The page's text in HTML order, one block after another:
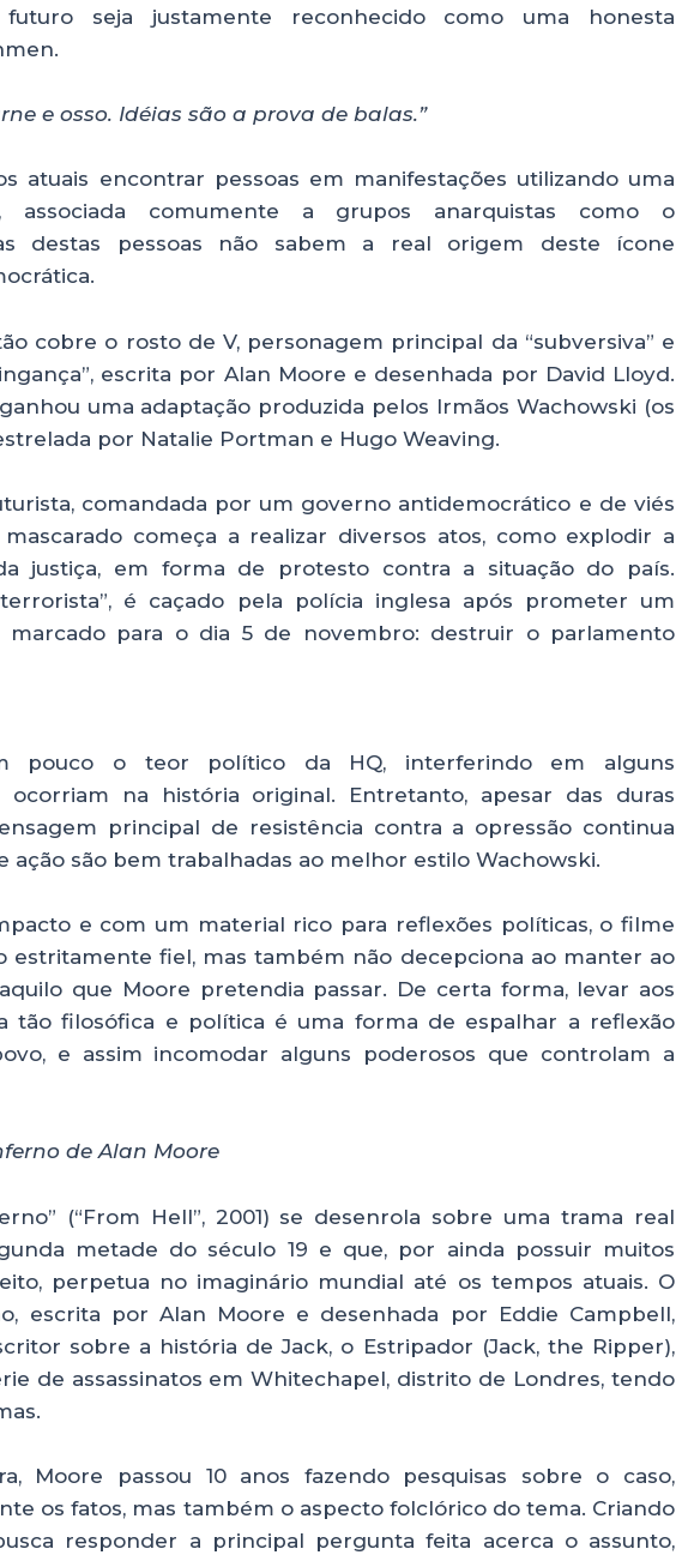
seja justamente reconhecido como uma honesta
e osso. Idéias são a prova de balas.”
atuais encontrar pessoas em manifestações utilizando uma
associada comumente a grupos anarquistas como o
destas pessoas não sabem a real origem deste ícone
cobre o rosto de V, personagem principal da “subversiva” e
escrita por Alan Moore e desenhada por David Lloyd.
uma adaptação produzida pelos Irmãos Wachowski (os
por Natalie Portman e Hugo Weaving.
comandada por um governo antidemocrático e de viés
começa a realizar diversos atos, como explodir a
justiça, em forma de protesto contra a situação do país.
é caçado pela polícia inglesa após prometer um
marcado para o dia 5 de novembro: destruir o parlamento
pouco o teor político da HQ, interferindo em alguns
ocorriam na história original. Entretanto, apesar das duras
principal de resistência contra a opressão continua
ação são bem trabalhadas ao melhor estilo Wachowski.
e com um material rico para reflexões políticas, o filme
estritamente fiel, mas também não decepciona ao manter ao
que Moore pretendia passar. De certa forma, levar aos
tão filosófica e política é uma forma de espalhar a reflexão
e assim incomodar alguns poderosos que controlam a
de Alan Moore
(“From Hell”, 2001) se desenrola sobre uma trama real
metade do século 19 e que, por ainda possuir muitos
perpetua no imaginário mundial até os tempos atuais. O
escrita por Alan Moore e desenhada por Eddie Campbell,
sobre a história de Jack, o Estripador (Jack, the Ripper),
de assassinatos em Whitechapel, distrito de Londres, tendo
Moore passou 10 anos fazendo pesquisas sobre o caso,
os fatos, mas também o aspecto folclórico do tema. Criando
responder a principal pergunta feita acerca o assunto,